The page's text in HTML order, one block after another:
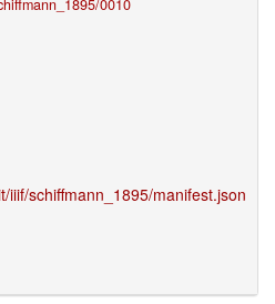
0010
iiif/schiffmann_1895/manifest.json